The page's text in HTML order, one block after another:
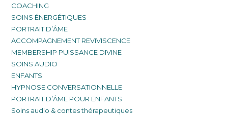
COACHING
SOINS ÉNERGÉTIQUES
PORTRAIT D’ÂME
ACCOMPAGNEMENT REVIVISCENCE
MEMBERSHIP PUISSANCE DIVINE
SOINS AUDIO
ENFANTS
HYPNOSE CONVERSATIONNELLE
PORTRAIT D’ÂME POUR ENFANTS
Soins audio & contes thérapeutiques